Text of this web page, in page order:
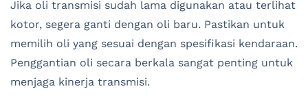
Jika oli transmisi sudah lama digunakan atau terlihat
kotor, segera ganti dengan oli baru. Pastikan untuk
memilih oli yang sesuai dengan spesifikasi kendaraan.
Penggantian oli secara berkala sangat penting untuk
menjaga kinerja transmisi.